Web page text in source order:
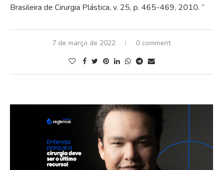
Brasileira de Cirurgia Plástica, v. 25, p. 465-469, 2010. “
7 de março de 2022 0 comment